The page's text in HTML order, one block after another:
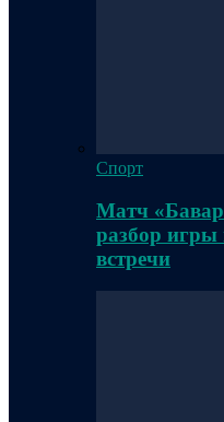
Спорт
Матч
разбор
встречи